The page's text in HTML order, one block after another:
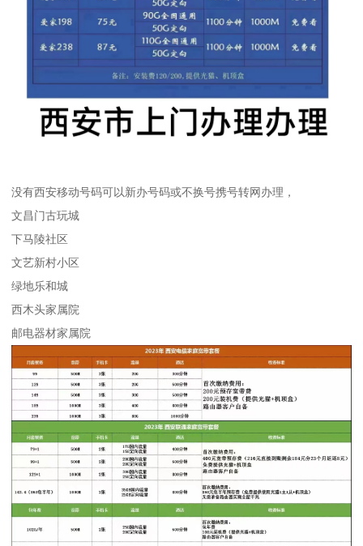
没有西安移动号码可以新办号码或不换号携号转网办理，
文昌门古玩城
下马陵社区
文艺新村小区
绿地乐和城
西木头家属院
邮电器材家属院